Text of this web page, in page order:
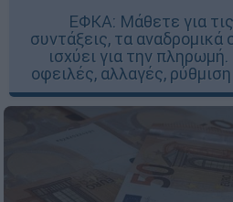
ΕΦΚΑ: Μάθετε για
συντάξεις, τα αναδρομικά
ισχύει για την
οφειλές, αλλαγές,